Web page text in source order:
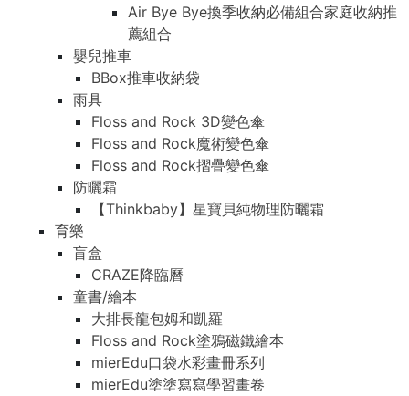
Air Bye Bye換季收納必備組合家庭收納推
薦組合
嬰兒推車
BBox推車收納袋
雨具
Floss and Rock 3D變色傘
Floss and Rock魔術變色傘
Floss and Rock摺疊變色傘
防曬霜
【Thinkbaby】星寶貝純物理防曬霜
育樂
盲盒
CRAZE降臨曆
童書/繪本
大排長龍包姆和凱羅
Floss and Rock塗鴉磁鐵繪本
mierEdu口袋水彩畫冊系列
mierEdu塗塗寫寫學習畫卷